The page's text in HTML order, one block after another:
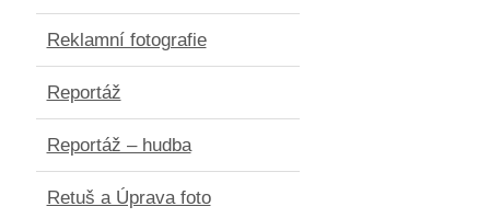
Reklamní fotografie
Reportáž
Reportáž – hudba
Retuš a Úprava foto